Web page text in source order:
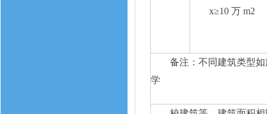
x≥10 万 m2
备注：不同建筑类型
学